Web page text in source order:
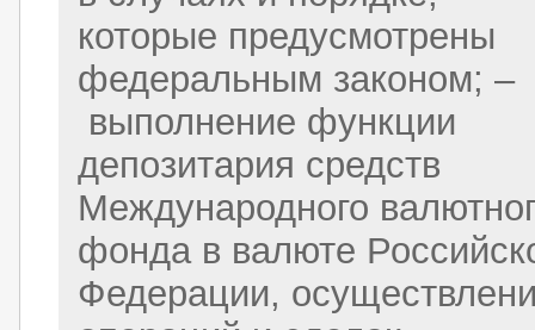
которые предусмотрены
федеральным законом; –
выполнение функции
депозитария средств
Международного
фонда в валюте
Федерации,